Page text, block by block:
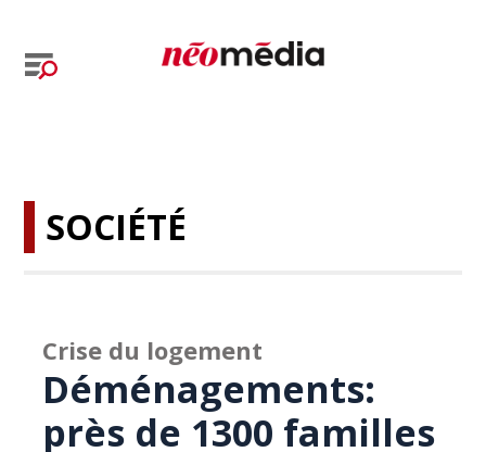
SOCIÉTÉ
Crise du logement
Déménagements:
près de 1300 familles